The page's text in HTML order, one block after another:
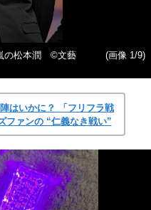
の松本潤 ©️文藝
(画像 1/9)
はいかに？ 「フリフラ戦
ファンの “仁義なき戦い”